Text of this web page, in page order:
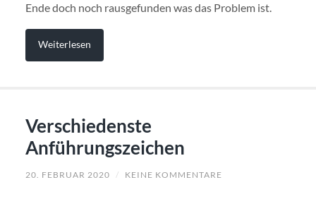
Ende doch noch rausgefunden was das Problem ist.
Weiterlesen
Verschiedenste
Anführungszeichen
20. FEBRUAR 2020 / KEINE KOMMENTARE